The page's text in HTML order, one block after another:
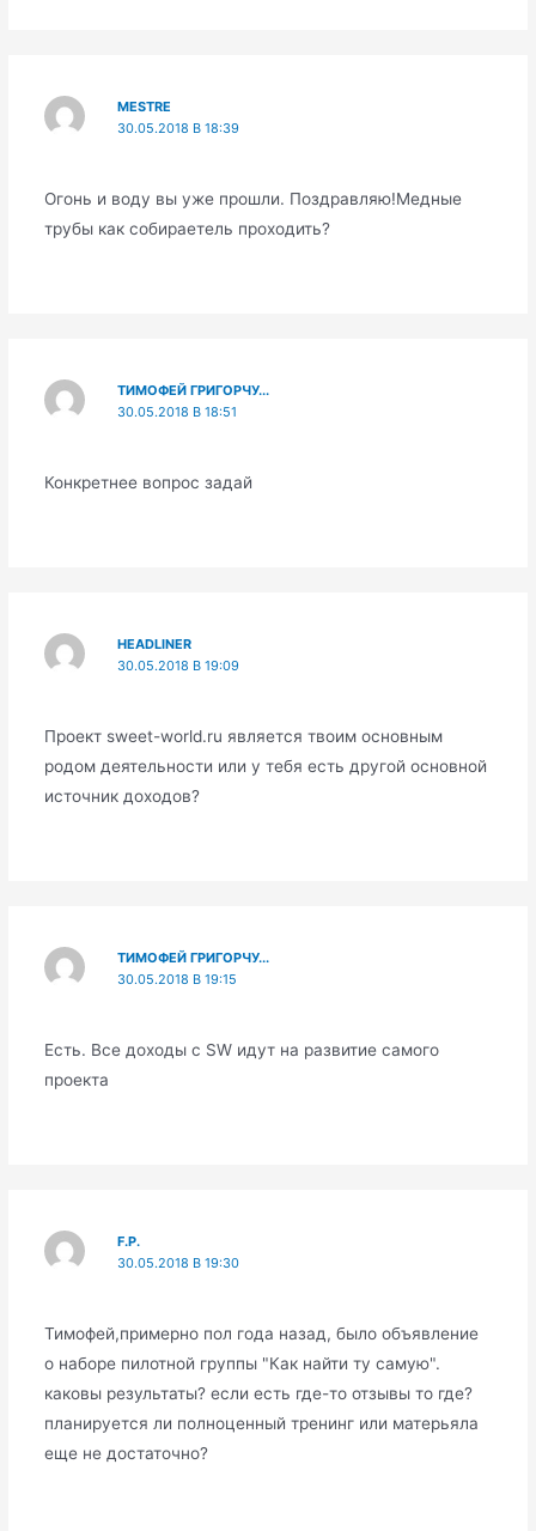
MESTRE
30.05.2018 В 18:39
Огонь и воду вы уже прошли. Поздравляю!Медные
трубы как собираетель проходить?
ТИМОФЕЙ ГРИГОРЧУ...
30.05.2018 В 18:51
Конкретнее вопрос задай
HEADLINER
30.05.2018 В 19:09
Проект sweet-world.ru является твоим основным
родом деятельности или у тебя есть другой основной
источник доходов?
ТИМОФЕЙ ГРИГОРЧУ...
30.05.2018 В 19:15
Есть. Все доходы с SW идут на развитие самого
проекта
F.P.
30.05.2018 В 19:30
Тимофей,примерно пол года назад, было объявление
о наборе пилотной группы "Как найти ту самую".
каковы результаты? если есть где-то отзывы то где?
планируется ли полноценный тренинг или матерьяла
еще не достаточно?